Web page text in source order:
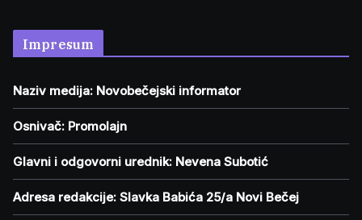
Impresum
Naziv medija: Novobečejski informator
Osnivač: Promolajn
Glavni i odgovorni urednik: Nevena Subotić
Adresa redakcije: Slavka Babića 25/a Novi Bečej